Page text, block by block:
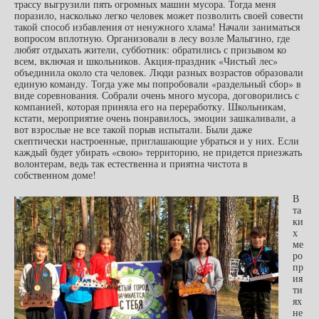
трассу выгрузили пять огромных машин мусора. Тогда меня
поразило, насколько легко человек может позволить своей совести
такой способ избавления от ненужного хлама! Начали заниматься
вопросом вплотную. Организовали в лесу возле Малыгино, где
любят отдыхать жители, субботник: обратились с призывом ко
всем, включая и школьников. Акция-праздник «Чистый лес»
объединила около ста человек. Люди разных возрастов образовали
единую команду. Тогда уже мы попробовали «раздельный сбор» в
виде соревнования. Собрали очень много мусора, договорились с
компанией, которая приняла его на переработку. Школьникам,
кстати, мероприятие очень понравилось, эмоции зашкаливали, а
вот взрослые не все такой порыв испытали. Были даже
скептически настроенные, приглашающие убраться и у них. Если
каждый будет убирать «свою» территорию, не придется приезжать
волонтерам, ведь так естественна и приятна чистота в
собственном доме!
В
та
ки
х
ме
ро
пр
ия
ти
ях
не